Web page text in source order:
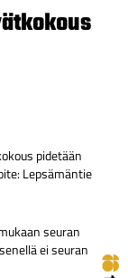
pidetään
Lepsämäntie
seuran
ei seuran